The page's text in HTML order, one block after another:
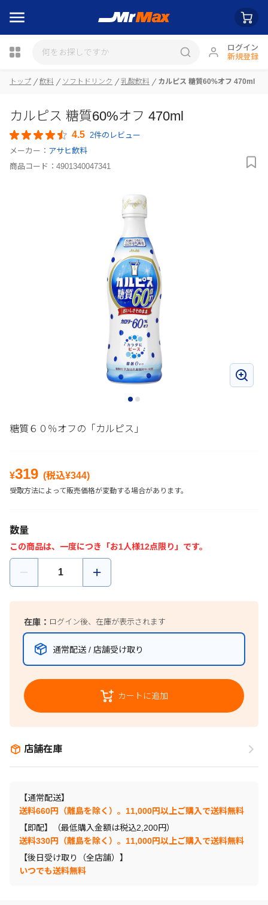
ログイン
新規登録
瓶詰
トップ 飲料 ソフトドリンク 乳酸飲料 カルピス 糖質60%オフ 470ml
カルピス 糖質60%オフ 470ml
4.5 2件のレビュー
メーカー： アサヒ飲料
商品コード： 4901340047341
糖質６０％オフの「カルピス」
¥319 (税込¥344)
受取方法によって販売価格が変動する場合があります。
数量
この商品は、一度につき「お1人様12点限り」です。
在庫： ログイン後、在庫が表示されます
通常配送 / 店舗受け取り
カートに追加
店舗在庫
【通常配送】
送料660円（離島を除く）。11,000円以上ご購入で送料無料
【即配】（最低購入金額は税込2,200円）
送料330円（離島を除く）。11,000円以上ご購入で送料無料
【後日受け取り（全店舗）】
いつでも送料無料